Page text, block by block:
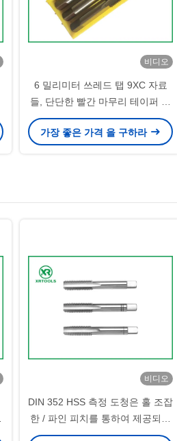
비디오
6 밀리미터 쓰레드 탭 9XC 자료
들, 단단한 빨간 마무리 테이퍼 핸
드 탭을 회전시키기
가장 좋은 가격 을 구하라
비디오
DIN 352 HSS 측정 도청은 홀 조잡
한 / 파인 피치를 통하여 제공되는
것으로 떠났습니다